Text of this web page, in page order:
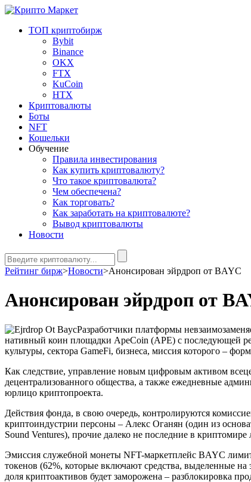
ТОП криптобирж
Bybit
Binance
OKX
FTX
KuCoin
HTX
Криптовалюты
Боты
NFT
Кошельки
Обучение
Правила инвестирования
Как купить криптовалюту?
Что такое криптовалюта?
Чем обеспечена?
Как торговать?
Как заработать на криптовалюте?
Вывод криптовалюты
Новости
Рейтинг бирж>Новости>Анонсирован эйрдроп от BAYC
Анонсирован эйрдроп от
Разработчики платформы
нативный коин площадки ApeCoin (APE) с последующей
культуры, сектора GameFi, бизнеса, миссия которого –
Как следствие, управление новым цифровым активом
децентрализованного общества, а также ежедневные
юрлицо криптопроекта.
Действия фонда, в свою очередь, контролируются
криптоиндустрии персоны – Алекс Оганян (один из
Sound Ventures), прочие далеко не последние в криптомире
Эмиссия служебной монеты NFT-маркетплейс BAYC
токенов (62%, которые включают средства, выделенные
доля криптоактивов будет заморожена – разблокировка